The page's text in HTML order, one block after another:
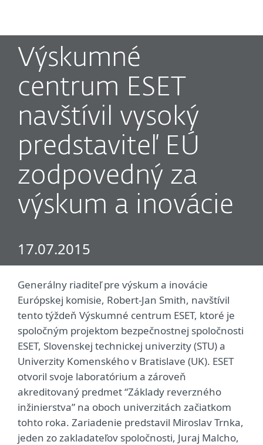
Výskumné
centrum ESET
navštívil vysoký
predstaviteľ EÚ
zodpovedný za
výskum a inovácie
17.07.2015
Generálny riaditeľ pre výskum a inovácie
Európskej komisie, Robert-Jan Smith, navštívil
tento týždeň Výskumné centrum ESET, ktoré je
spoločným projektom bezpečnostnej spoločnosti
ESET, Slovenskej technickej univerzity (STU) a
Univerzity Komenského v Bratislave (UK). ESET
otvoril svoje laboratórium a zároveň
akreditovaný predmet “Základy reverzného
inžinierstva” na oboch univerzitách začiatkom
tohto roka. Zariadenie predstavil Miroslav Trnka,
jeden zo zakladateľov spoločnosti, Juraj Malcho,